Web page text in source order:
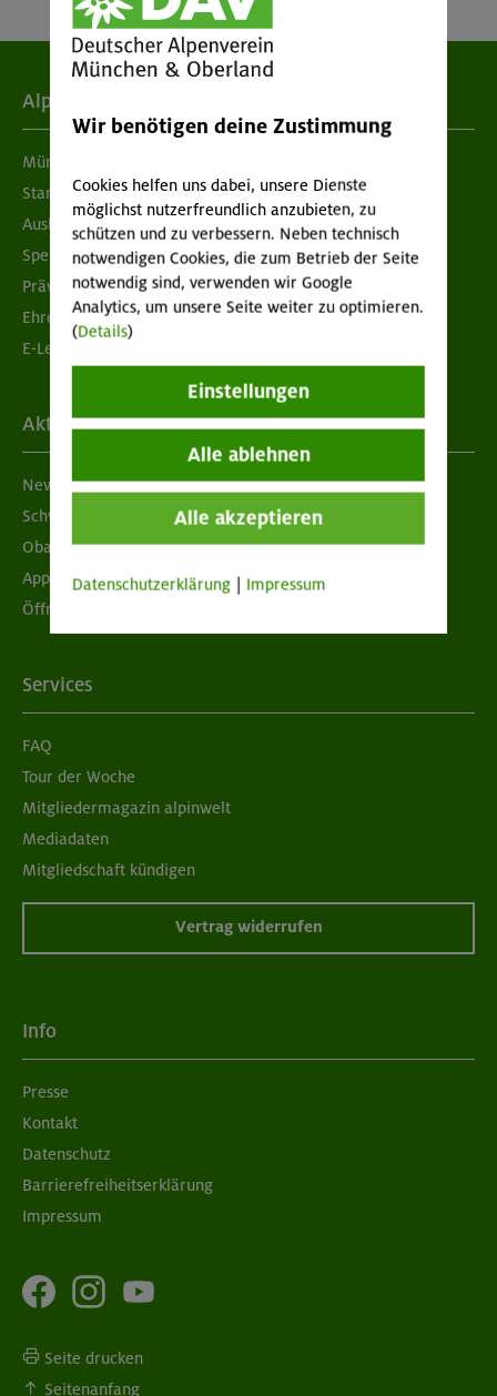
Alpenverein
München & Oberland
Standorte
Ausbildung & Jobs
Spenden
Prävention sexualisierter Gewalt
Ehrenamtsbörse
E-Learning
Aktuelles
Newsletter
Schwarzes Brett
Obacht geben!
App "Mein DAV+"
Öffnungszeiten
Services
FAQ
Tour der Woche
Mitgliedermagazin alpinwelt
Mediadaten
Mitgliedschaft kündigen
Vertrag widerrufen
Info
Presse
Kontakt
Datenschutz
Barrierefreiheitserklärung
Impressum
Seite drucken
Seitenanfang
Wir benötigen deine Zustimmung
Cookies helfen uns dabei, unsere Dienste
möglichst nutzerfreundlich anzubieten, zu
schützen und zu verbessern. Neben technisch
notwendigen Cookies, die zum Betrieb der Seite
notwendig sind, verwenden wir Google
Analytics, um unsere Seite weiter zu optimieren.
(Details)
Einstellungen
Alle ablehnen
Alle akzeptieren
Datenschutzerklärung Impressum